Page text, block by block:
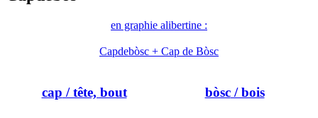
en graphie alibertine :
Capdebòsc + Cap de Bòsc
cap / tête, bout bòsc/ bois